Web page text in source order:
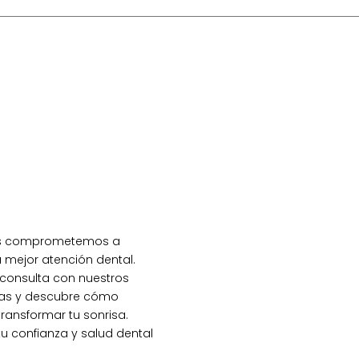
comprometemos a
mejor atención dental.
con nuestros
y descubre cómo
tu sonrisa.
confianza y salud dental